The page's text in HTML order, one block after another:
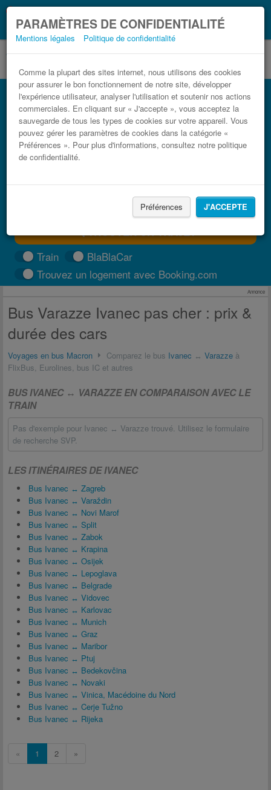
PARAMÈTRES DE CONFIDENTIALITÉ
Mentions légales Politique de confidentialité
Comme la plupart des sites internet, nous utilisons des cookies
pour assurer le bon fonctionnement de notre site, développer
l'expérience utilisateur, analyser l'utilisation et soutenir nos actions
commerciales. En cliquant sur « J'accepte », vous acceptez la
sauvegarde de tous les types de cookies sur votre appareil. Vous
pouvez gérer les paramètres de cookies dans la catégorie «
Préférences ». Pour plus d'informations, consultez notre politique
de confidentialité.
Préférences J'ACCEPTE
Coronavirus (COVID-19):Ce que vous devez
savoir, lorsque vous voyagez
Bus Ivanec Varazze pas cher
Trouvez votre billet de bus moins cher
TROUVER UN TRAJET
Train
BlaBlaCar
Trouvez un logement avec Booking.com
Annonce
Bus Varazze Ivanec pas cher : prix &
durée des cars
Voyages en bus Macron Comparez le bus Ivanec ↔ Varazze à
FlixBus, Eurolines, bus IC et autres
BUS IVANEC ↔ VARAZZE EN COMPARAISON AVEC LE
TRAIN
Pas d'exemple pour Ivanec ↔ Varazze trouvé. Utilisez le formulaire
de recherche SVP.
LES ITINÉRAIRES DE IVANEC
Bus Ivanec ↔ Zagreb
Bus Ivanec ↔ Varaždin
Bus Ivanec ↔ Novi Marof
Bus Ivanec ↔ Split
Bus Ivanec ↔ Zabok
Bus Ivanec ↔ Krapina
Bus Ivanec ↔ Osijek
Bus Ivanec ↔ Lepoglava
Bus Ivanec ↔ Belgrade
Bus Ivanec ↔ Vidovec
Bus Ivanec ↔ Karlovac
Bus Ivanec ↔ Munich
Bus Ivanec ↔ Graz
Bus Ivanec ↔ Maribor
Bus Ivanec ↔ Ptuj
Bus Ivanec ↔ Bedekovčina
Bus Ivanec ↔ Novaki
Bus Ivanec ↔ Vinica, Macédoine du Nord
Bus Ivanec ↔ Cerje Tužno
Bus Ivanec ↔ Rijeka
« 1 2 »